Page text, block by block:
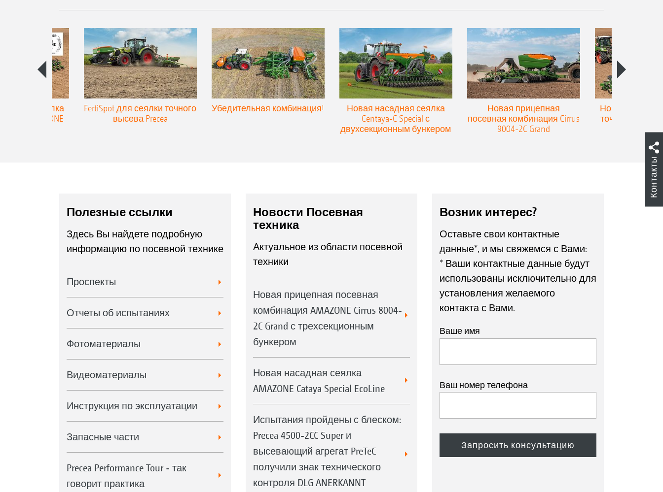
сеялка
AMAZONE
FertiSpot для сеялки точного
высева Precea
Убедительная комбинация!
Новая насадная сеялка
Centaya-C Special с
двухсекционным бункером
Новая прицепная
посевная комбинация Cirrus
9004-2C Grand
Новая
точного
Полезные ссылки
Здесь Вы найдете подробную
информацию по посевной технике
Проспекты
Отчеты об испытаниях
Фотоматериалы
Видеоматериалы
Инструкция по эксплуатации
Запасные части
Precea Performance Tour - так
говорит практика
Новости Посевная
техника
Актуальное из области посевной
техники
Новая прицепная посевная
комбинация AMAZONE Cirrus 8004-
2C Grand с трехсекционным
бункером
Новая насадная сеялка
AMAZONE Cataya Special EcoLine
Испытания пройдены с блеском:
Precea 4500-2CC Super и
высевающий агрегат PreTeC
получили знак технического
контроля DLG ANERKANNT
Возник интерес?
Оставьте свои контактные
данные*, и мы свяжемся с Вами:
* Ваши контактные данные будут
использованы исключительно для
установления желаемого
контакта с Вами.
Ваше имя
Ваш номер телефона
Контакты